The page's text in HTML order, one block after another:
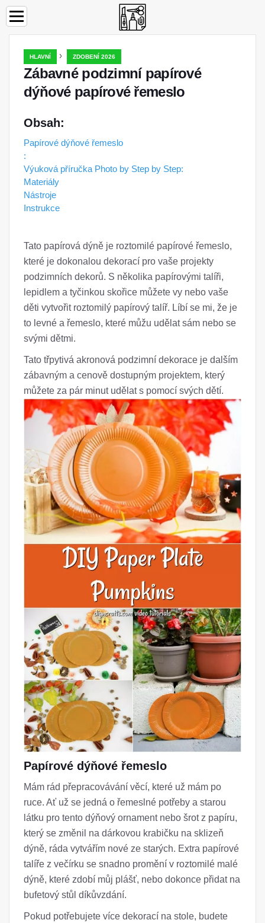
HLAVNÍ › ZDOBENÍ 2026
Zábavné podzimní papírové
dýňové papírové řemeslo
Obsah:
Papírové dýňové řemeslo
:
Výuková příručka Photo by Step by Step:
Materiály
Nástroje
Instrukce
Tato papírová dýně je roztomilé papírové řemeslo,
které je dokonalou dekorací pro vaše projekty
podzimních dekorů. S několika papírovými talíři,
lepidlem a tyčinkou skořice můžete vy nebo vaše
děti vytvořit roztomilý papírový talíř. Líbí se mi, že je
to levné a řemeslo, které můžu udělat sám nebo se
svými dětmi.
Tato třpytivá akronová podzimní dekorace je dalším
zábavným a cenově dostupným projektem, který
můžete za pár minut udělat s pomocí svých dětí.
Papírové dýňové řemeslo
Mám rád přepracovávání věcí, které už mám po
ruce. Ať už se jedná o řemeslné potřeby a starou
látku pro tento dýňový ornament nebo šrot z papíru,
který se změnil na dárkovou krabičku na sklizeň
dýně, ráda vytvářím nové ze starých. Extra papírové
talíře z večírku se snadno promění v roztomilé malé
dýně, které zdobí můj plášť, nebo dokonce přidat na
bufetový stůl díkůvzdání.
Pokud potřebujete více dekorací na stole, budete